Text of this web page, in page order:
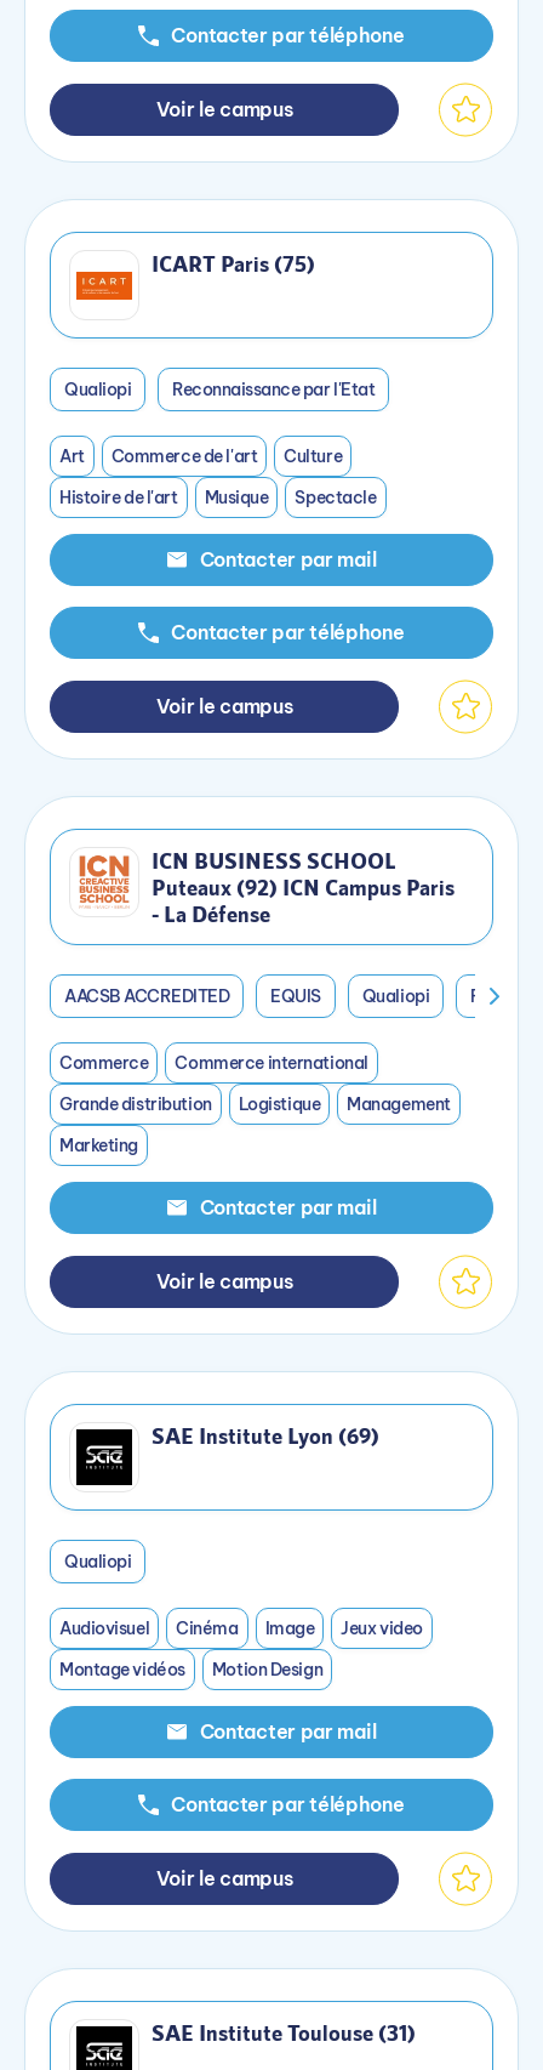
Contacter par téléphone
Voir le campus
ICART Paris (75)
Qualiopi Reconnaissance par l'Etat
Art Commerce de l'art
Culture
Histoire de l'art
Musique Spectacle
Contacter par mail
Contacter par téléphone
Voir le campus
ICN BUSINESS SCHOOL
Puteaux (92) ICN Campus Paris
- La Défense
AACSB ACCREDITED EQUIS Qualiopi
Commerce
Commerce international
Grande distribution
Logistique
Management
Marketing
Contacter par mail
Voir le campus
SAE Institute Lyon (69)
Qualiopi
Audiovisuel Cinéma Image
Jeux video
Montage vidéos
Motion Design
Contacter par mail
Contacter par téléphone
Voir le campus
SAE Institute Toulouse (31)